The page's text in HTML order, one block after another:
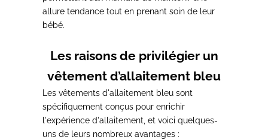
allure tendance tout en prenant soin de leur
bébé.
Les raisons de privilégier un
vêtement d’allaitement bleu
Les vêtements d'allaitement bleu sont
spécifiquement conçus pour enrichir
l'expérience d'allaitement, et voici quelques-
uns de leurs nombreux avantages :